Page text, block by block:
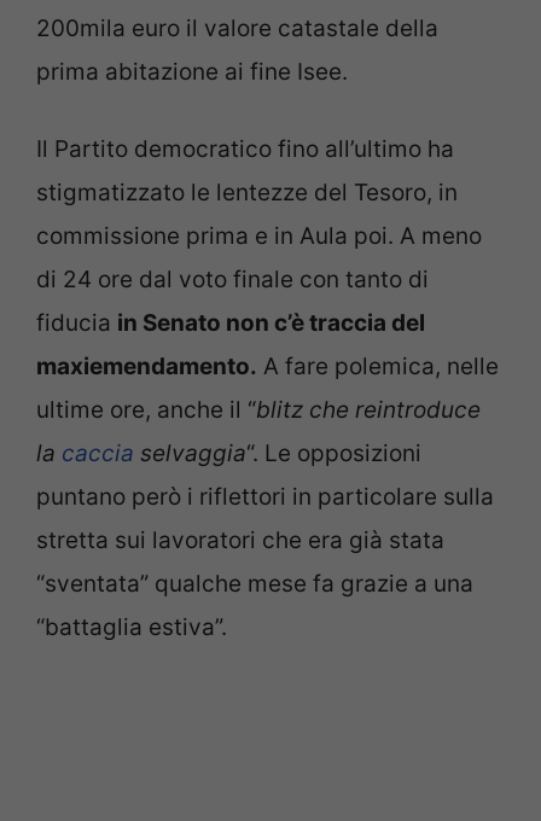
200mila euro il valore catastale della
prima abitazione ai fine Isee.
Il Partito democratico fino all’ultimo ha
stigmatizzato le lentezze del Tesoro, in
commissione prima e in Aula poi. A meno
di 24 ore dal voto finale con tanto di
fiducia in Senato non c’è traccia del
maxiemendamento. A fare polemica, nelle
ultime ore, anche il “blitz che reintroduce
la caccia selvaggia“. Le opposizioni
puntano però i riflettori in particolare sulla
stretta sui lavoratori che era già stata
“sventata” qualche mese fa grazie a una
“battaglia estiva”.